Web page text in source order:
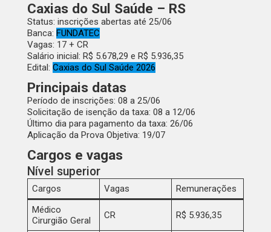
Caxias do Sul Saúde – RS
Status: inscrições abertas até 25/06
Banca: FUNDATEC
Vagas: 17 + CR
Salário inicial: R$ 5.678,29 e R$ 5.936,35
Edital: Caxias do Sul Saúde 2026
Principais datas
Período de inscrições: 08 a 25/06
Solicitação de isenção da taxa: 08 a 12/06
Último dia para pagamento da taxa: 26/06
Aplicação da Prova Objetiva: 19/07
Cargos e vagas
Nível superior
Cargos Vagas
Remunerações
Médico
Cirurgião Geral
CR R$ 5.936,35